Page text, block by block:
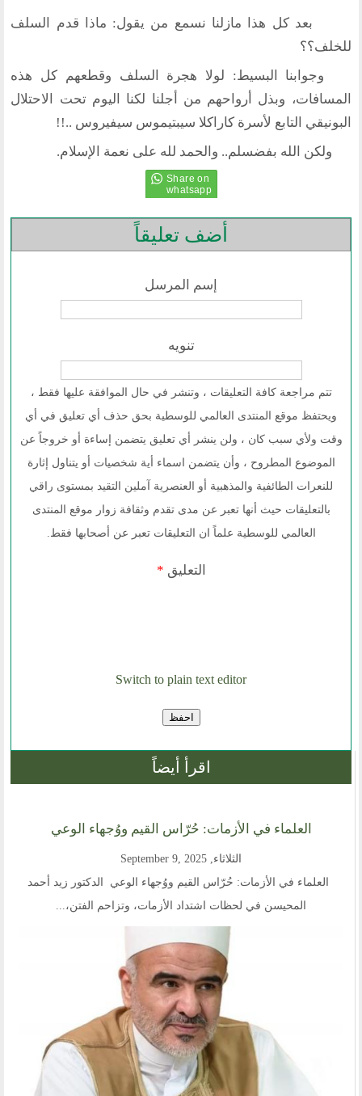
بعد كل هذا مازلنا نسمع من يقول: ماذا قدم السلف
للخلف؟؟
وجوابنا البسيط: لولا هجرة السلف وقطعهم كل هذه
المسافات، وبذل أرواحهم من أجلنا لكنا اليوم تحت الاحتلال
البونيقي التابع لأسرة كاراكلا سيبتيموس سيفيروس ..!!
ولكن الله بفضسلم.. والحمد لله على نعمة الإسلام.
أضف تعليقاً
إسم المرسل
تنويه
تتم مراجعة كافة التعليقات ، وتنشر في حال الموافقة عليها فقط ،
ويحتفظ موقع المنتدى العالمي للوسطية بحق حذف أي تعليق في أي
وقت ولأي سبب كان ، ولن ينشر أي تعليق يتضمن إساءة أو خروجاً عن
الموضوع المطروح ، وأن يتضمن اسماء أية شخصيات أو يتناول إثارة
للنعرات الطائفية والمذهبية أو العنصرية آملين التقيد بمستوى راقي
بالتعليقات حيث أنها تعبر عن مدى تقدم وثقافة زوار موقع المنتدى
العالمي للوسطية علماً ان التعليقات تعبر عن أصحابها فقط.
التعليق *
Switch to plain text editor
اقرأ أيضاً
العلماء في الأزمات: حُرّاس القيم ووُجهاء الوعي
الثلاثاء, September 9, 2025
العلماء في الأزمات: حُرّاس القيم ووُجهاء الوعي الدكتور زيد أحمد
المحيسن في لحظات اشتداد الأزمات، وتزاحم الفتن،...